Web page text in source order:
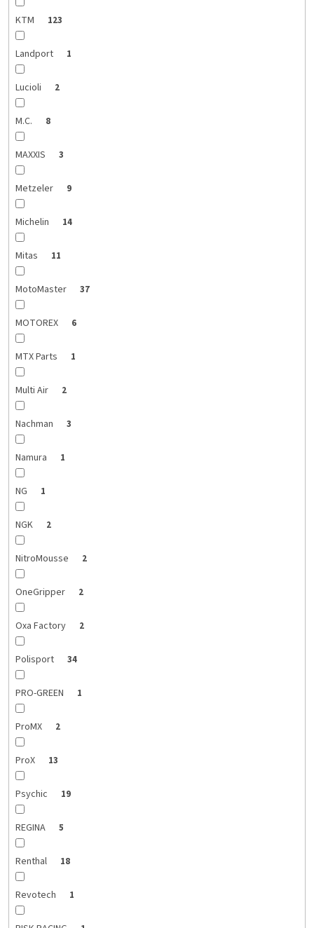
KTM 123
Landport 1
Lucioli 2
M.C. 8
MAXXIS 3
Metzeler 9
Michelin 14
Mitas 11
MotoMaster 37
MOTOREX 6
MTX Parts 1
Multi Air 2
Nachman 3
Namura 1
NG 1
NGK 2
NitroMousse 2
OneGripper 2
Oxa Factory 2
Polisport 34
PRO-GREEN 1
ProMX 2
ProX 13
Psychic 19
REGINA 5
Renthal 18
Revotech 1